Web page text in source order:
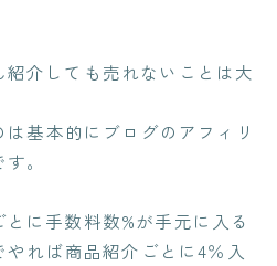
介しても売れないことは大
基本的にブログのアフィリ
。
に手数料数%が手元に入る
れば商品紹介ごとに4％入